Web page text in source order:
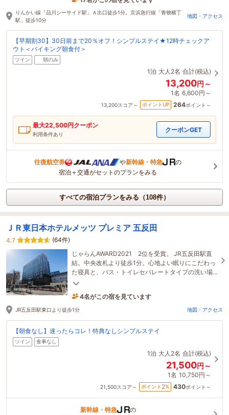
たった今予約されました
りんかい線「品川シーサイド駅」Ａ出口徒歩1分。京浜急行線「青物横丁
駅」徒歩10分
地図・アクセス
【早期割30】30日前まで20％オフ！シンプルステイ★12時チェックア
ウト＜バイキング朝食付＞
ツイン 朝のみ
1泊 大人2名 合計(税込)
13,200円～
1名 6,600円～
13,200スコア～ ポイントUP 264ポイント～
最大22,500円クーポン
利用条件あり
クーポンGET
往復航空券 や新幹線・特急
の
宿泊＋交通がセットのプランをみる
すべての宿泊プランをみる（108件）
ＪＲ東日本ホテルメッツ プレミア 五反田
4.7
(64件)
じゃらんAWARD2021 2位を受賞。 JR五反田駅直
結。中央改札より徒歩1分。心地よい眠りにこだわっ
た寝具と、バス・トイレセパレートタイプの洗い場
付きバスルームでゆったりとおくつろぎいただけま
4名がこの宿を見ています
JR五反田駅東口より徒歩1分 地図・アクセス
【朝食なし】迷ったらコレ！特典なしシンプルステイ
ツイン 食事なし
1泊 大人2名 合計(税込)
21,500円～
1名 10,750円～
21,500スコア～ ポイント 2% 430ポイント～
新幹線・特急
の